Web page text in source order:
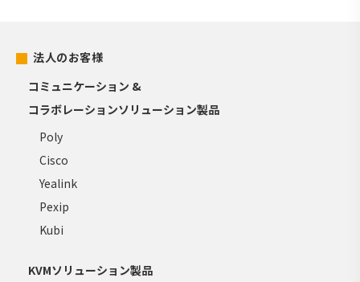
法人のお客様
コミュニケーション &
コラボレーションソリューション製品
Poly
Cisco
Yealink
Pexip
Kubi
KVMソリューション製品